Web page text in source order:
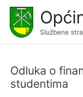
content
Službene
Odluka o
studentima